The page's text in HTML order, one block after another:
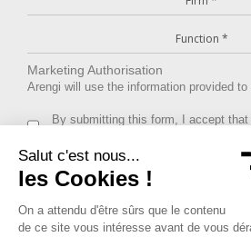
Marketing Authorisation
Arengi will use the information provided
By submitting this form, I accept
We use MailChimp as marketing
MailChimp’s privacy policy click
Anti-Robot Verification